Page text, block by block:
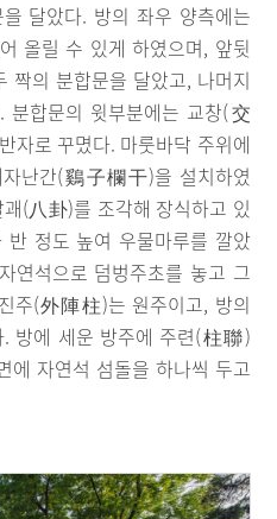
달았다. 방의 좌우 양측에는
올릴 수 있게 하였으며, 앞뒷
짝의 분합문을 달았고, 나머지
분합문의 윗부분에는 교창(交
자로 꾸몄다. 마룻바닥 주위에
난간(鷄子欄干)을 설치하였
(八卦)를 조각해 장식하고 있
정도 높여 우물마루를 깔았
연석으로 덤벙주초를 놓고 그
주(外陣柱)는 원주이고, 방의
방에 세운 방주에 주련(柱聯)
에 자연석 섬돌을 하나씩 두고